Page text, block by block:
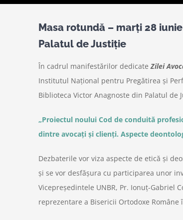
Masa rotundă – marți 28
Palatul de Justiție
În cadrul manifestărilor dedicateZilei
Institutul Național pentru Pregătirea și
Biblioteca Victor Anagnoste din Palatul de
„Proiectul noului Cod de conduită
dintre avocați și clienți. Aspecte
Dezbaterile vor viza aspecte de etică și
și se vor desfășura cu participarea unor
Vicepreședintele UNBR, Pr. Ionuț-
reprezentare a Bisericii Ortodoxe